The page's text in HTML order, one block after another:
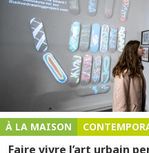
À LA MAISON
Faire vivre l’art urbain